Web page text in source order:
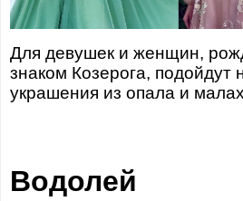
Для девушек и женщин,
знаком Козерога, подойдут
украшения из опала и
Водолей